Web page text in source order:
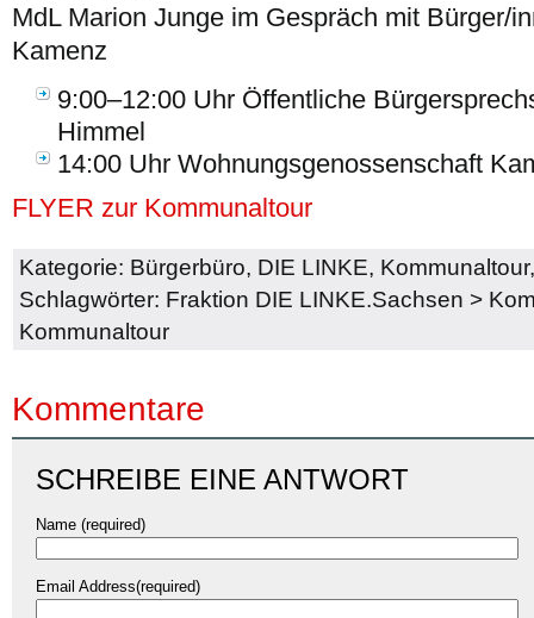
MdL Marion Junge im Gespräch mit Bürger/
Kamenz
9:00–12:00 Uhr Öffentliche
Himmel
14:00 Uhr Wohnungsgenossenschaft
FLYER zur Kommunaltour
Kategorie: Bürgerbüro, DIE LINKE, Kommunaltour
Schlagwörter: Fraktion DIE LINKE.Sachsen >
Kommunaltour
Kommentare
SCHREIBE EINE ANTWORT
Name (required)
Email Address(required)